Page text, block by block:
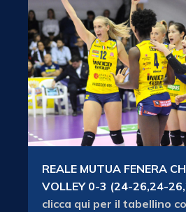
REALE MUTUA FENERA
VOLLEY 0-3 (24-26,24-
clicca qui per il tabellino